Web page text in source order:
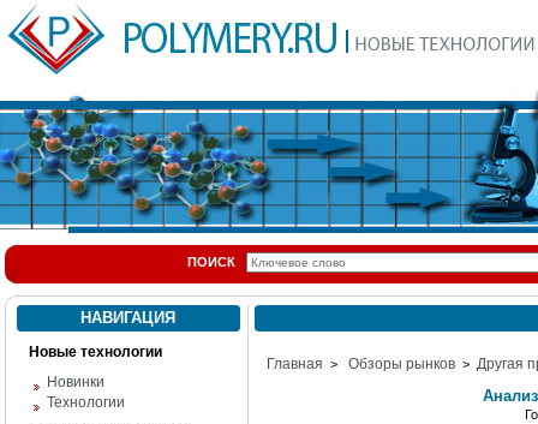
ПОИСК
НАВИГАЦИЯ
Новые технологии
Новинки
Технологии
Главная > Обзоры рынков > Другая